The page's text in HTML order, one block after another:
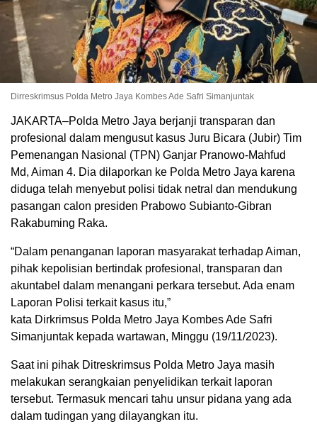
Dirreskrimsus Polda Metro Jaya Kombes Ade Safri Simanjuntak
JAKARTA–Polda Metro Jaya berjanji transparan dan
profesional dalam mengusut kasus Juru Bicara (Jubir) Tim
Pemenangan Nasional (TPN) Ganjar Pranowo-Mahfud
Md, Aiman 4. Dia dilaporkan ke Polda Metro Jaya karena
diduga telah menyebut polisi tidak netral dan mendukung
pasangan calon presiden Prabowo Subianto-Gibran
Rakabuming Raka.
“Dalam penanganan laporan masyarakat terhadap Aiman,
pihak kepolisian bertindak profesional, transparan dan
akuntabel dalam menangani perkara tersebut. Ada enam
Laporan Polisi terkait kasus itu,”
kata Dirkrimsus Polda Metro Jaya Kombes Ade Safri
Simanjuntak kepada wartawan, Minggu (19/11/2023).
Saat ini pihak Ditreskrimsus Polda Metro Jaya masih
melakukan serangkaian penyelidikan terkait laporan
tersebut. Termasuk mencari tahu unsur pidana yang ada
dalam tudingan yang dilayangkan itu.